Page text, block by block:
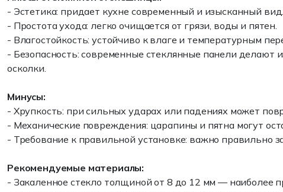
- Эстетика: придает кухне современный и изысканный вид.
- Простота ухода: легко очищается от грязи, воды и пятен.
- Влагостойкость: устойчиво к влаге и температурным
- Безопасность: современные стеклянные панели делают
осколки.
Минусы:
- Хрупкость: при сильных ударах или падениях может
- Механические повреждения: царапины и пятна могут
- Требование к правильной установке: важно правильно
Рекомендуемые материалы:
- Закаленное стекло толщиной от 8 до 12 мм — наиболее